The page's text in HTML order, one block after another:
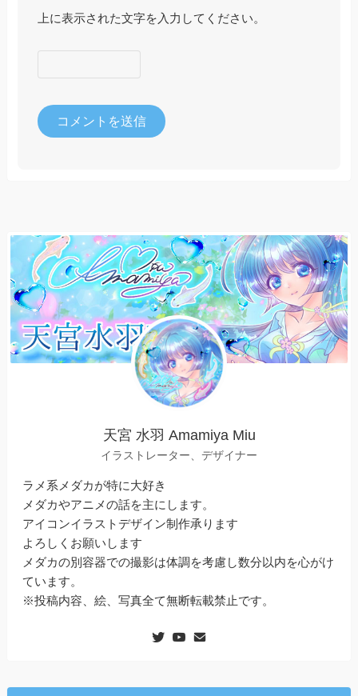
上に表示された文字を入力してください。
天宮 水羽 Amamiya Miu
イラストレーター、デザイナー
ラメ系メダカが特に大好き
メダカやアニメの話を主にします。
アイコンイラストデザイン制作承ります
よろしくお願いします
メダカの別容器での撮影は体調を考慮し数分以内を心がけ
ています。
※投稿内容、絵、写真全て無断転載禁止です。